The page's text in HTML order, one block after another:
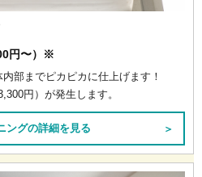
円〜）※
部までピカピカに仕上げます！
円）が発生します。
ングの詳細を見る ＞